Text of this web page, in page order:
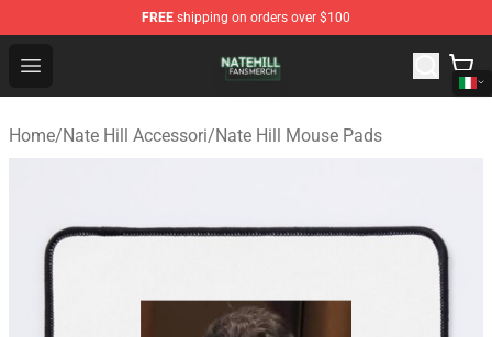
FREE shipping on orders over $100
Open menu
Nate Hill Shop - Official Nate Hill Merchandise Store
Home/Nate Hill Accessori/Nate Hill Mouse Pads